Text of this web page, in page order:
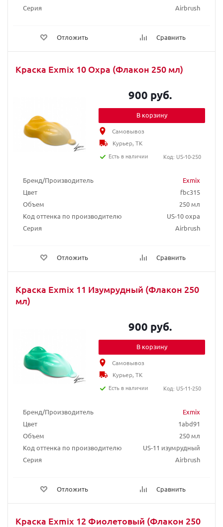
Серия Airbrush
Отложить Сравнить
Краска Exmix 10 Охра (Флакон 250 мл)
Бренд/Производитель
Exmix
Цвет
fbc315
Объем
250 мл
Код оттенка по производителю
US-10 охра
Серия
Airbrush
Отложить Сравнить
900 руб.
В корзину
Самовывоз
Курьер, ТК
Есть в наличии
Код: US-10-250
Краска Exmix 11 Изумрудный (Флакон 250
мл)
Бренд/Производитель
Exmix
Цвет
1abd91
Объем
250 мл
Код оттенка по производителю
US-11 изумрудный
Серия
Airbrush
Отложить Сравнить
900 руб.
В корзину
Самовывоз
Курьер, ТК
Есть в наличии
Код: US-11-250
Краска Exmix 12 Фиолетовый (Флакон 250